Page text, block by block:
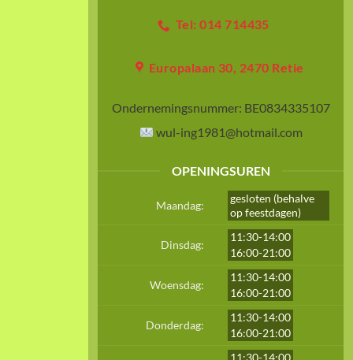
Tel: 014 714435
Europalaan 30, 2470 Retie
Ondernemingsnummer: BE0834335107
wul-ing1981@hotmail.com
OPENINGSUREN
Maandag:
gesloten (behalve
op feestdagen)
Dinsdag:
11:30-14:00
16:00-21:00
Woensdag:
11:30-14:00
16:00-21:00
Donderdag:
11:30-14:00
16:00-21:00